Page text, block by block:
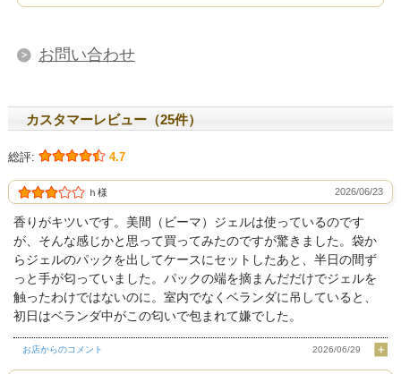
お問い合わせ
カスタマーレビュー（25件）
総評: 4.7
ｈ様 2026/06/23
香りがキツいです。美間（ビーマ）ジェルは使っているのです
が、そんな感じかと思って買ってみたのですが驚きました。袋か
らジェルのパックを出してケースにセットしたあと、半日の間ず
っと手が匂っていました。パックの端を摘まんだだけでジェルを
触ったわけではないのに。室内でなくベランダに吊していると、
初日はベランダ中がこの匂いで包まれて嫌でした。
お店からのコメント 2026/06/29